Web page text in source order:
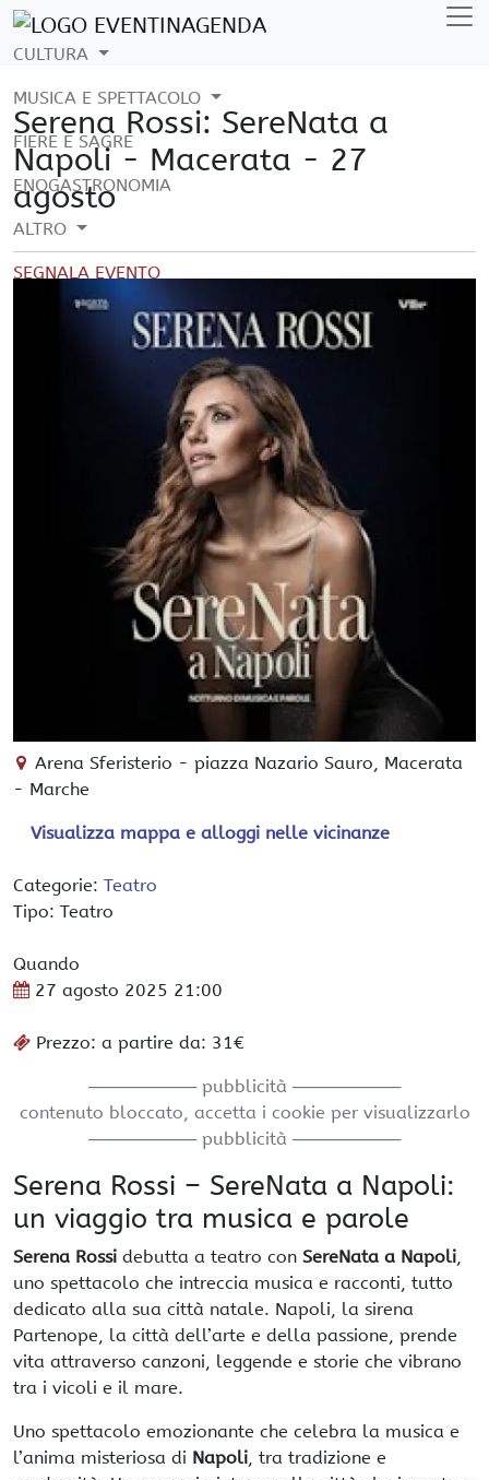
CULTURA
MUSICA E SPETTACOLO
FIERE E SAGRE
ENOGASTRONOMIA
ALTRO
SEGNALA EVENTO
Serena Rossi: SereNata a
Napoli - Macerata - 27
agosto
Arena Sferisterio -piazza Nazario Sauro, Macerata
- Marche
Visualizza mappa e alloggi nelle vicinanze
Categorie: Teatro
Tipo: Teatro
Quando
27 agosto 2025 21:00
Prezzo: a partire da: 31€
───────── pubblicità ─────────
contenuto bloccato, accetta i cookie per visualizzarlo
───────── pubblicità ─────────
Serena Rossi – SereNata a Napoli:
un viaggio tra musica e parole
Serena Rossi debutta a teatro con SereNata a Napoli,
uno spettacolo che intreccia musica e racconti, tutto
dedicato alla sua città natale. Napoli, la sirena
Partenope, la città dell’arte e della passione, prende
vita attraverso canzoni, leggende e storie che vibrano
tra i vicoli e il mare.
Uno spettacolo emozionante che celebra la musica e
l’anima misteriosa di Napoli, tra tradizione e